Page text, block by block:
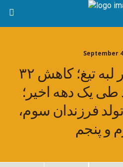
September
جمعیت ایران بر لبه تیغ؛ کاهش ۳۲
یک دهه اخیر؛
فرزندان سوم،
و پنجم